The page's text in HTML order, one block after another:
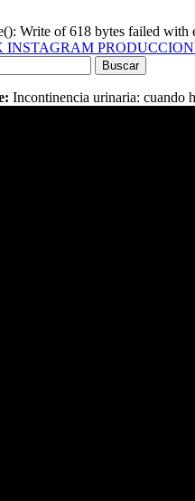
Write of 618 bytes failed with
INSTAGRAM
Incontinencia urinaria: cuando